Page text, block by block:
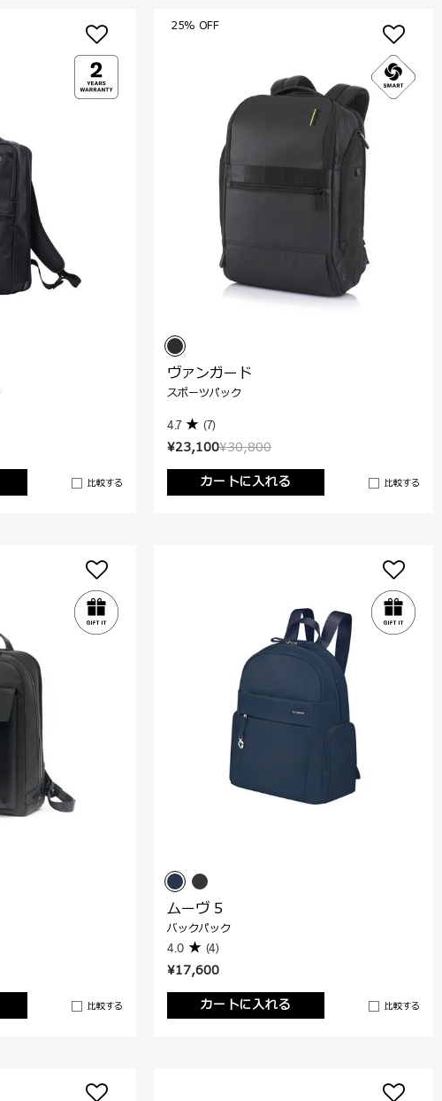
比較する
¥30,800
¥23,100
カートに入れる
比較する
25% OFF
ヴァンガード
スポーツパック
4.7 (7)
比較する
¥17,600
カートに入れる
比較する
ムーヴ 5
バックパック
4.0 (4)